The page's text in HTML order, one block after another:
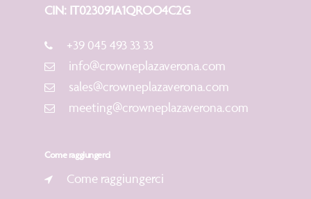
CIN: IT023091A1QROO4C2G
+39 045 493 33 33
info@crowneplazaverona.com
sales@crowneplazaverona.com
meeting@crowneplazaverona.com
Come raggiungerci
Come raggiungerci